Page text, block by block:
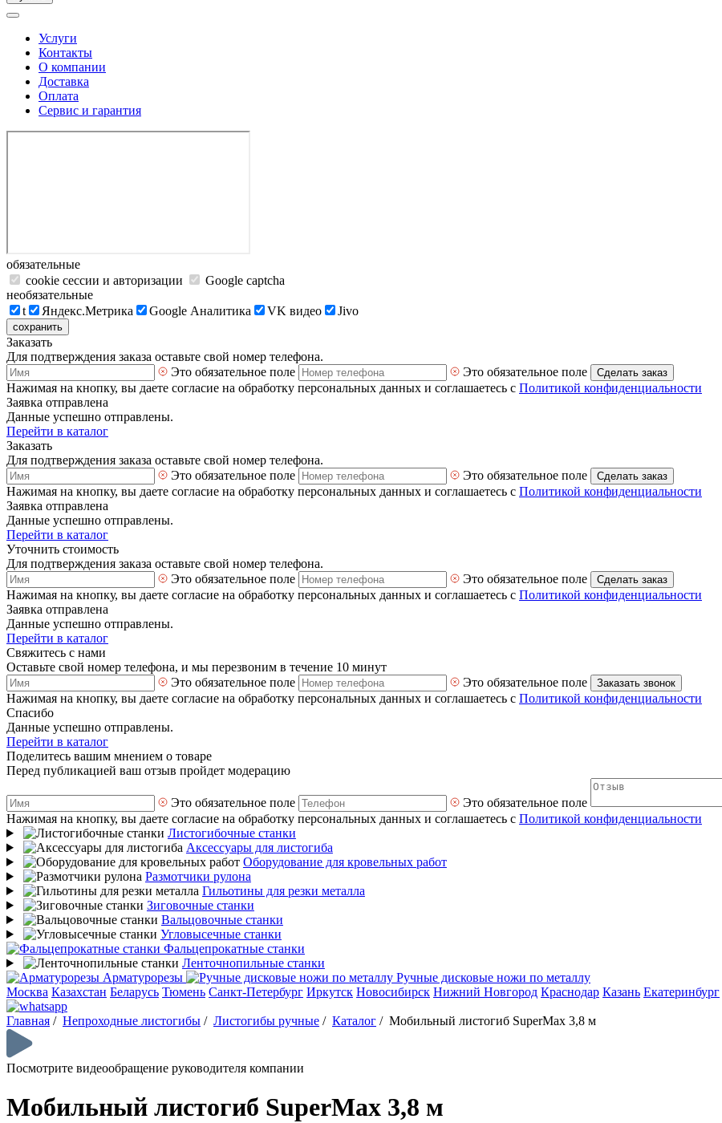
Услуги
Контакты
О компании
Доставка
Оплата
Сервис и гарантия
обязательные
cookie сессии и авторизации
Google captcha
необязательные
t
Яндекс.Метрика Google Аналитика VK видео Jivo
сохранить
Заказать
Для подтверждения заказа оставьте свой номер телефона.
Это обязательное поле
Это обязательное поле Сделать заказ
Нажимая на кнопку, вы даете согласие на обработку персональных данных и соглашаетесь с Политикой конфиденциальности
Заявка отправлена
Данные успешно отправлены.
Перейти в каталог
Заказать
Для подтверждения заказа оставьте свой номер телефона.
Это обязательное поле
Это обязательное поле Сделать заказ
Нажимая на кнопку, вы даете согласие на обработку персональных данных и соглашаетесь с Политикой конфиденциальности
Заявка отправлена
Данные успешно отправлены.
Перейти в каталог
Уточнить стоимость
Для подтверждения заказа оставьте свой номер телефона.
Это обязательное поле
Это обязательное поле Сделать заказ
Нажимая на кнопку, вы даете согласие на обработку персональных данных и соглашаетесь с Политикой конфиденциальности
Заявка отправлена
Данные успешно отправлены.
Перейти в каталог
Свяжитесь с нами
Оставьте свой номер телефона, и мы перезвоним в течение 10 минут
Это обязательное поле
Это обязательное поле Заказать звонок
Нажимая на кнопку, вы даете согласие на обработку персональных данных и соглашаетесь с Политикой конфиденциальности
Спасибо
Данные успешно отправлены.
Перейти в каталог
Поделитесь вашим мнением о товаре
Перед публикацией ваш отзыв пройдет модерацию
Это обязательное поле Это обязательное поле
Нажимая на кнопку, вы даете согласие на обработку персональных данных и соглашаетесь с Политикой конфиденциальности
Листогибочные станки
Аксессуары для листогиба
Оборудование для кровельных работ
Размотчики рулона
Гильотины для резки металла
Зиговочные станки
Вальцовочные станки
Угловысечные станки
Фальцепрокатные станки
Ленточнопильные станки
Арматурорезы
Ручные дисковые ножи по металлу
Москва Казахстан Беларусь Тюмень Санкт-Петербург Иркутск Новосибирск Нижний Новгород Краснодар Казань Екатеринбург
Главная / Непроходные листогибы / Листогибы ручные / Каталог / Мобильный листогиб SuperMax 3,8 м
Посмотрите видеообращение руководителя компании
Мобильный листогиб SuperMax 3,8 м